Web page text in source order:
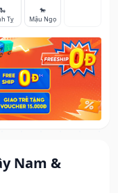
Nam &
🐍
Tỵ
🐎
Mậu Ngọ